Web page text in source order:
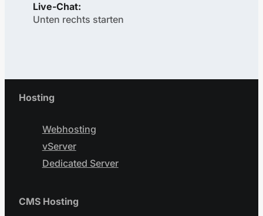
Live-Chat:
Unten rechts starten
Hosting
Webhosting
vServer
Dedicated Server
CMS Hosting